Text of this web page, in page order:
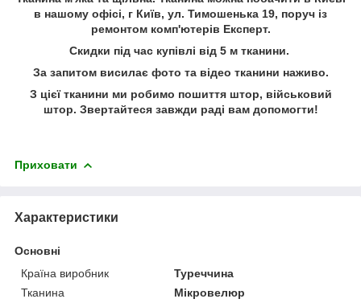
в нашому офісі, г Київ, ул. Тимошенька 19, поруч із
ремонтом комп'ютерів Експерт.
Скидки під час купівлі від 5 м тканини.
За запитом висилає фото та відео тканини наживо.
З цієї тканини ми робимо пошиття штор, військовий
штор. Звертайтеся завжди раді вам допомогти!
Приховати
Характеристики
Основні
Країна виробник
Туреччина
Тканина
Мікровелюр